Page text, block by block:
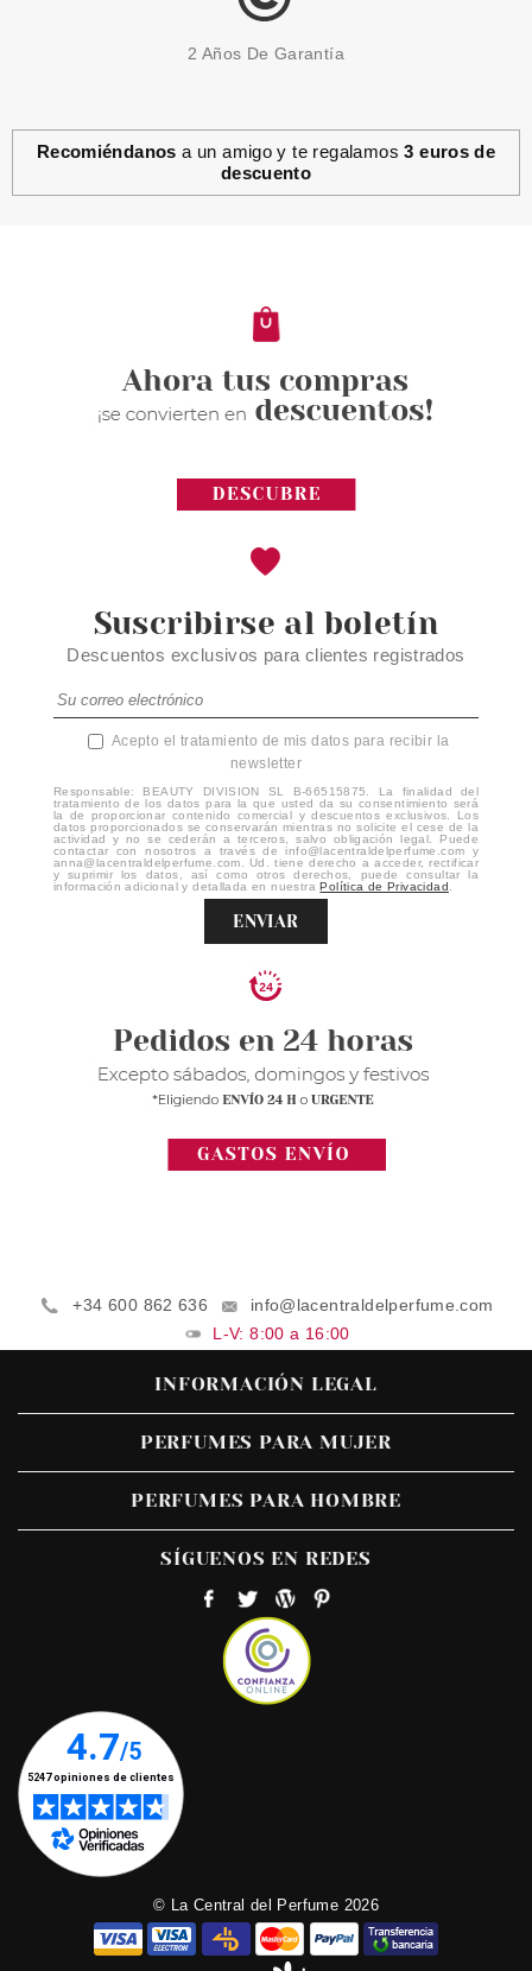
CATRICE
5.20€
2 Años De Garantía
Recomiéndanos a un amigo y te regalamos3 euros de
descuento
Suscribirse al boletín
Descuentos exclusivos para clientes registrados
Acepto el tratamiento de mis datos para recibir la
newsletter
Responsable: BEAUTY DIVISION SL B-66515875. La finalidad del
tratamiento de los datos para la que usted da su consentimiento será
la de proporcionar contenido comercial y descuentos exclusivos. Los
datos proporcionados se conservarán mientras no solicite el cese de la
actividad y no se cederán a terceros, salvo obligación legal. Puede
contactar con nosotros a través de info@lacentraldelperfume.com y
anna@lacentraldelperfume.com. Ud. tiene derecho a acceder, rectificar
y suprimir los datos, así como otros derechos, puede consultar la
información adicional y detallada en nuestraPolítica de Privacidad
ENVIAR
+34 600 862 636
info@lacentraldelperfume.com
L-V: 8:00 a 16:00
INFORMACIÓN LEGAL
PERFUMES PARA MUJER
PERFUMES PARA HOMBRE
SÍGUENOS EN REDES
© La Central del Perfume 2026